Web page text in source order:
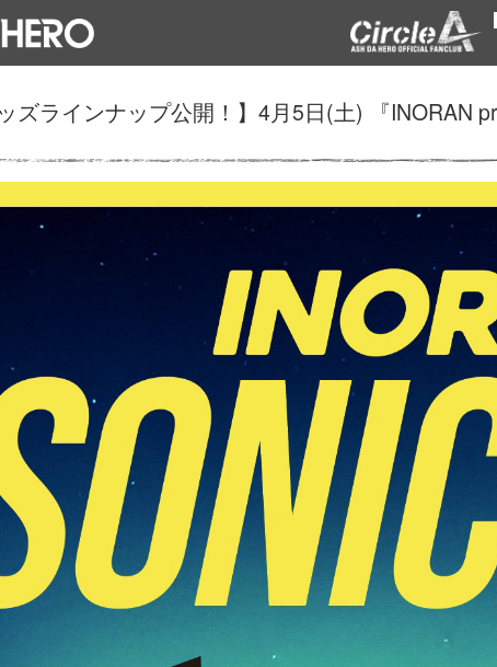
ッズラインナップ公開！】4月5日(土) 『INORAN